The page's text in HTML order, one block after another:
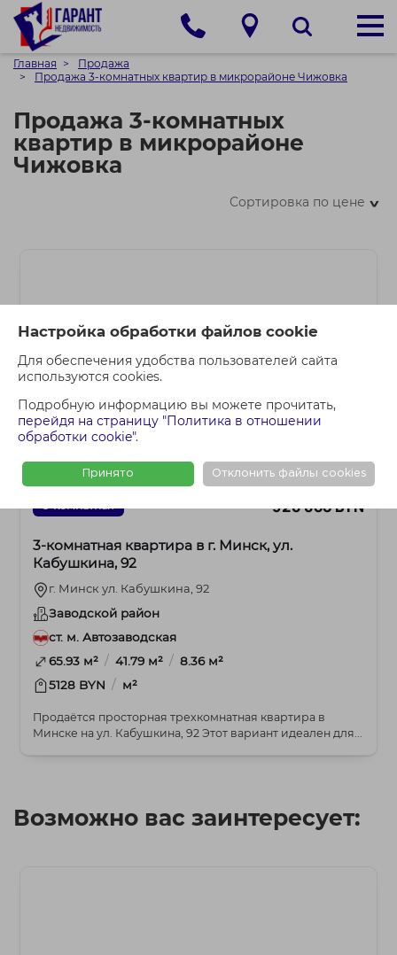
Настройка обработки файлов cookie
Для обеспечения удобства пользователей сайта
используются cookies.
Подробную информацию вы можете прочитать,
перейдя на страницу "Политика в отношении
обработки cookie".
Принято Отклонить файлы cookies
Главная
Продажа
Продажа 3-комнатных квартир в микрорайоне Чижовка
Продажа 3-комнатных
квартир в микрорайоне
Чижовка
Сортировка по цене>
3-комнатная 328 800 BYN
3-комнатная квартира в г. Минск, ул.
Кабушкина, 92
г. Минск ул. Кабушкина, 92
Заводской район
ст. м. Автозаводская
65.93 м² / 41.79 м² / 8.36 м²
5128 BYN / м²
Продаётся просторная трехкомнатная квартира в
Минске на ул. Кабушкина, 92 Этот вариант идеален для...
Возможно вас заинтересует: